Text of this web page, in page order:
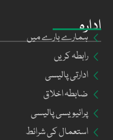
ادارہ
ہمارے بارے میں
رابطہ کریں
ادارتی پالیسی
ضابطہ اخلاق
پرائیویسی پالیسی
استعمال کی شرائط